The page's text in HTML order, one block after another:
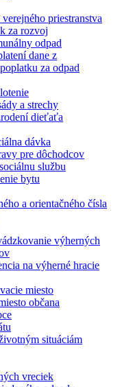
priestranstva
za rozvoj
odpad
dane z
za odpad
a strechy
dieťaťa
dávka
pre dôchodcov
službu
bytu
a orientačného čísla
výherných
na výherné hracie
miesto
občana
situáciám
vreciek